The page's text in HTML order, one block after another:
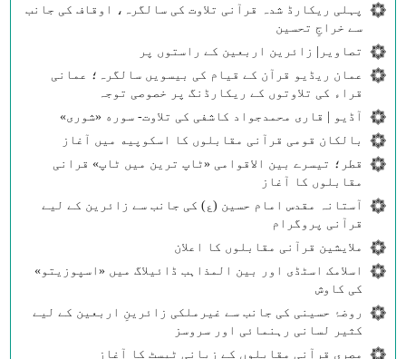
پہلی ریکارڈ شدہ قرآنی تلاوت کی سالگرہ، اوقاف کی جانب
سے خراجِ تحسین
تصاویر| زائرین اربعین کے راستوں پر
عمان ریڈیو قرآن کے قیام کی بیسویں سالگرہ؛ عمانی
قراء کی تلاوتوں کے ریکارڈنگ پر خصوصی توجہ
آڈیو | قاری محمدجواد کاشفی کی تلاوت- سوره‌‌ «شوری»
بالکان قومی قرآنی مقابلوں کا اسکوپیه میں آغاز
قطر؛ تیسرے بین الاقوامی «ٹاپ ترین میں ٹاپ» قرانی
مقابلوں کا آغاز
آستانہ مقدس امام حسین (ع) کی جانب سے زائرین کے لیے
قرآنی پروگرام
ملایشین قرآنی مقابلوں کا اعلان
اسلامک اسٹڈی اور بین المذاہب ڈائیلاگ میں «اسپوزیتو»
کی کاوش
روضۂ حسینی کی جانب سے غیرملکی زائرینِ اربعین کے لیے
کثیر لسانی رہنمائی اور سروسز
مصری قرآنی مقابلوں کے زبانی ٹیسٹ کا آغاز